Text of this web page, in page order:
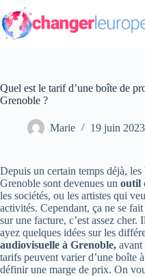
Passer
au
contenu
Quel est le tarif d’une boîte de
Grenoble ?
Marie 19 juin 2023
Depuis un certain temps déjà,
Grenoble sont devenues un outil
les sociétés, ou les artistes qui
activités. Cependant, ça ne se
sur une facture, c’est assez
ayez quelques idées sur les
audiovisuelle à Grenoble, avant
tarifs peuvent varier d’une boîte
définir une marge de prix. On